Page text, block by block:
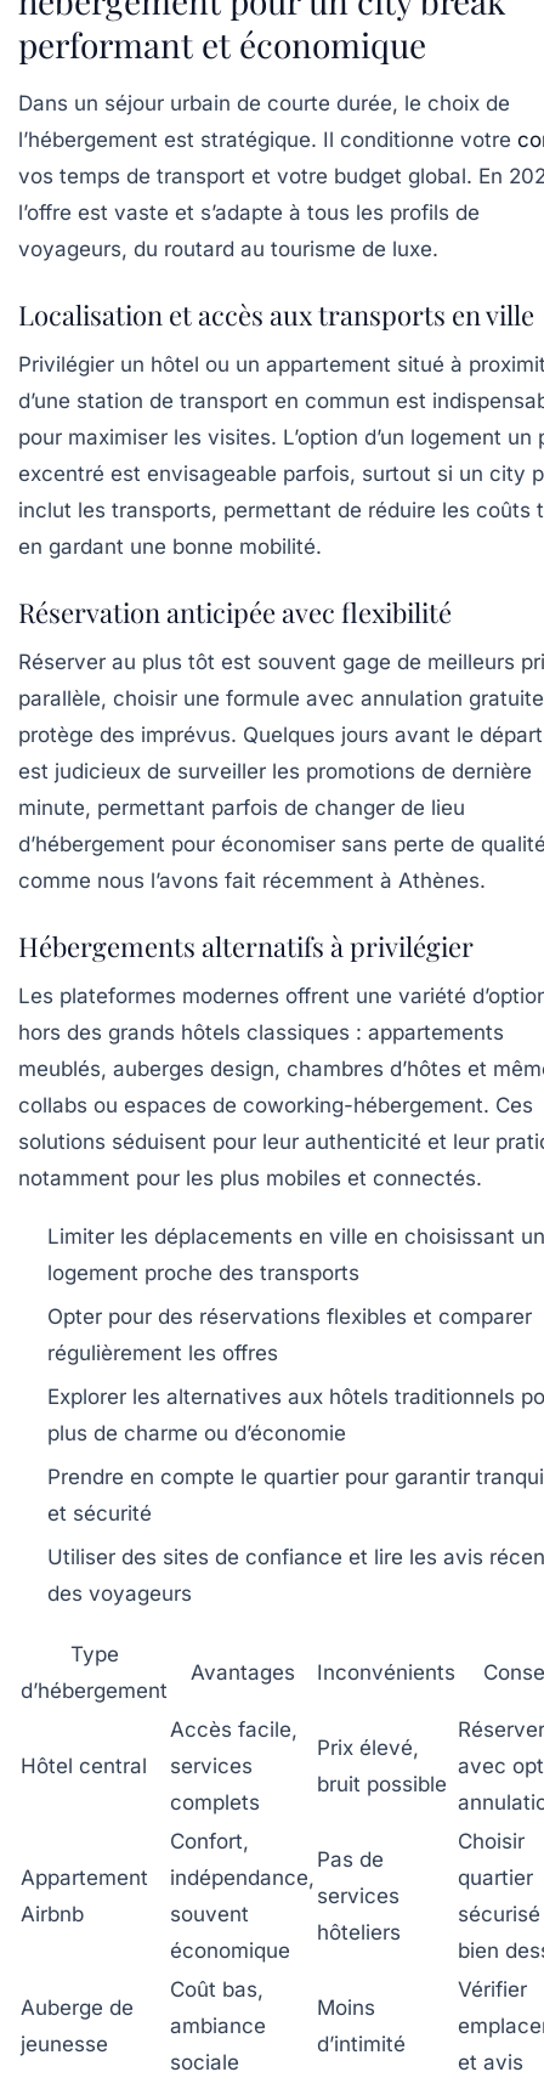
performant et économique
Dans un séjour urbain de courte durée, le choix de
l’hébergement est stratégique. Il conditionne votre
vos temps de transport et votre budget global. En
l’offre est vaste et s’adapte à tous les profils de
voyageurs, du routard au tourisme de luxe.
Localisation et accès aux transports en ville
Privilégier un hôtel ou un appartement situé à
d’une station de transport en commun est
pour maximiser les visites. L’option d’un logement un
excentré est envisageable parfois, surtout si un city
inclut les transports, permettant de réduire les coûts
en gardant une bonne mobilité.
Réservation anticipée avec flexibilité
Réserver au plus tôt est souvent gage de meilleurs
parallèle, choisir une formule avec annulation gratuite
protège des imprévus. Quelques jours avant le
est judicieux de surveiller les promotions de dernière
minute, permettant parfois de changer de lieu
d’hébergement pour économiser sans perte de
comme nous l’avons fait récemment à Athènes.
Hébergements alternatifs à privilégier
Les plateformes modernes offrent une variété
hors des grands hôtels classiques : appartements
meublés, auberges design, chambres d’hôtes et
collabs ou espaces de coworking-hébergement. Ces
solutions séduisent pour leur authenticité et leur
notamment pour les plus mobiles et connectés.
Limiter les déplacements en ville en choisissant un
logement proche des transports
Opter pour des réservations flexibles et comparer
régulièrement les offres
Explorer les alternatives aux hôtels traditionnels
plus de charme ou d’économie
Prendre en compte le quartier pour garantir
et sécurité
Utiliser des sites de confiance et lire les avis
des voyageurs
Type
d’hébergement
Avantages Inconvénients
Hôtel central
Accès facile,
services
complets
Prix élevé,
bruit possible
avec
Appartement
Airbnb
Confort,
indépendance,
souvent
économique
Pas de
services
hôteliers
Choisir
quartier
bien
Auberge de
jeunesse
Coût bas,
ambiance
sociale
Moins
d’intimité
Vérifier
et avis